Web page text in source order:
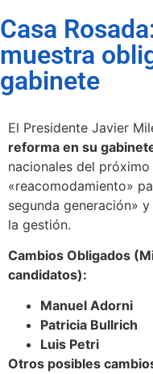
Casa
muestra
gabinete
El Presidente Javier
reforma en su
nacionales del
«reacomodamiento»
segunda generación»
la gestión.
Cambios Obligados
candidatos):
Manuel Adorni
Patricia Bullrich
Luis Petri
Otros posibles